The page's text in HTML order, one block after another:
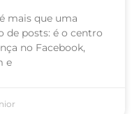
mais que uma
de posts: é o centro
no Facebook,
e